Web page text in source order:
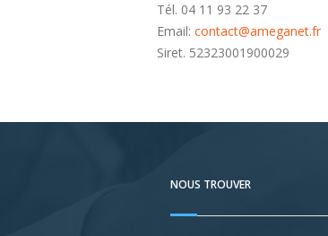
Tél. 04 11 93 22 37
Email: contact@ameganet.fr
Siret. 52323001900029
NOUS TROUVER